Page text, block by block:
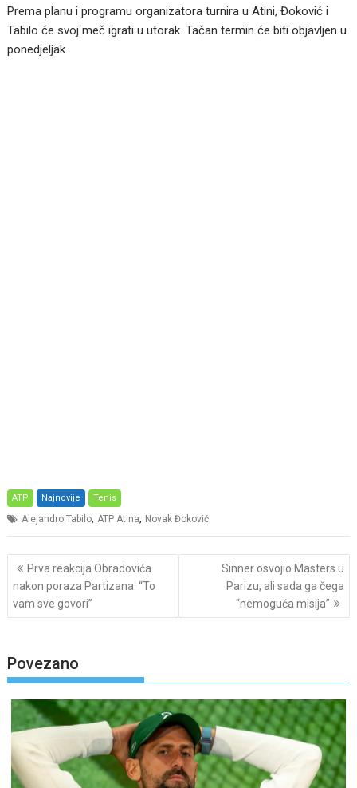
Prema planu i programu organizatora turnira u Atini, Đoković i
Tabilo će svoj meč igrati u utorak. Tačan termin će biti objavljen u
ponedjeljak.
ATP Najnovije Tenis
Alejandro Tabilo, ATP Atina, Novak Đoković
Post
navigation
Prva reakcija Obradovića
nakon poraza Partizana: “To
vam sve govori”
Sinner osvojio Masters u
Parizu, ali sada ga čega
“nemoguća misija”
Povezano